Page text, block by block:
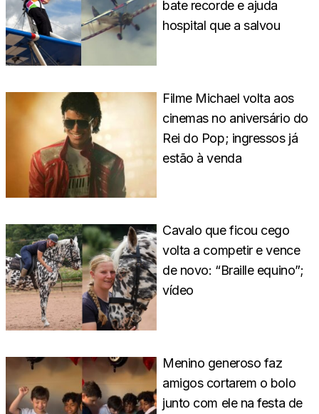
bate recorde e ajuda
hospital que a salvou
Filme Michael volta aos
cinemas no aniversário do
Rei do Pop; ingressos já
estão à venda
Cavalo que ficou cego
volta a competir e vence
de novo: “Braille equino”;
vídeo
Menino generoso faz
amigos cortarem o bolo
junto com ele na festa de